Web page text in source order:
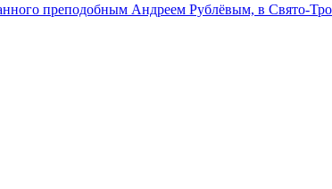
преподобным Андреем Рублёвым, в Свято-